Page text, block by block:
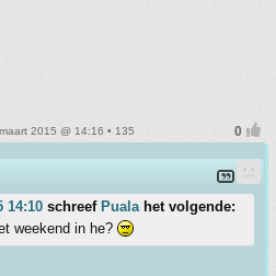
2015 @ 14:16 • 135
14:10 schreef Pualahet volgende:
weekend in he?